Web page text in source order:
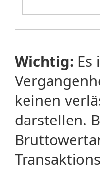
Wichtig: Es
keinen
darstellen.